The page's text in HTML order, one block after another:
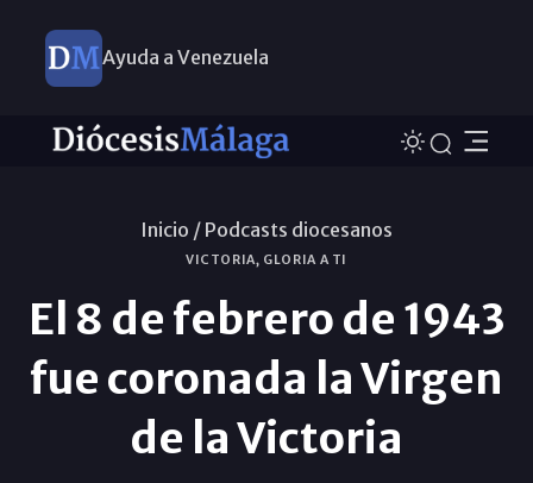
Ayuda a Venezuela
Inicio / Podcasts diocesanos
VICTORIA, GLORIA A TI
El 8 de febrero de 1943
fue coronada la Virgen
de la Victoria